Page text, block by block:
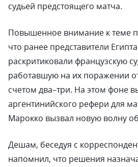
судьей предстоящего матча.
Повышенное внимание к теме
что ранее представители
раскритиковали французскую
работавшую на их поражении
счетом два–три. На этом фоне
аргентинийского рефери для
Марокко вызвал новую волну
Дешам, беседуя с
напомнил, что решения